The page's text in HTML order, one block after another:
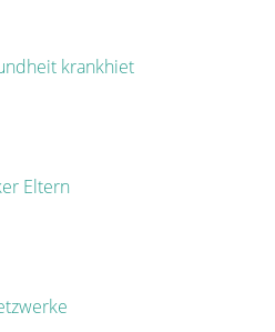
krankhiet
Eltern